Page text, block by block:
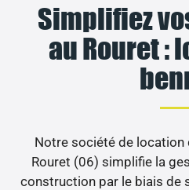
Simplifiez
au Rouret :
Notre société de location
Rouret (06) simplifie la
construction par le biais de